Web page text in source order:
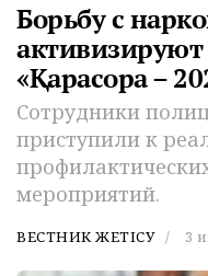
Борьбу с
«Қарасора –
Сотрудники
приступили к
мероприятий.
ВЕСТНИК ЖЕТІСУ 3